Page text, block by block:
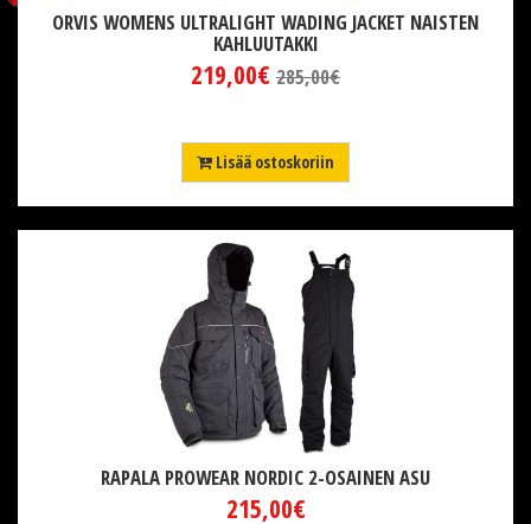
ORVIS WOMENS ULTRALIGHT WADING JACKET NAISTEN
KAHLUUTAKKI
219,00€ 285,00€
Lisää ostoskoriin
RAPALA PROWEAR NORDIC 2-OSAINEN ASU
215,00€